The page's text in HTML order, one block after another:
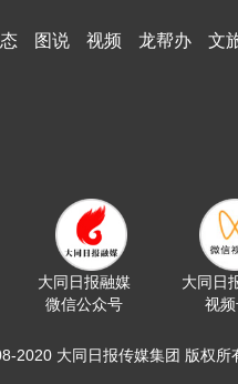
图说 视频 龙帮办 文
大同日报融媒
微信公众号
大同日
视
2020 大同日报传媒集团 版权